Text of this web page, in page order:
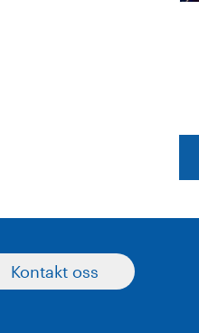
Kontakt oss